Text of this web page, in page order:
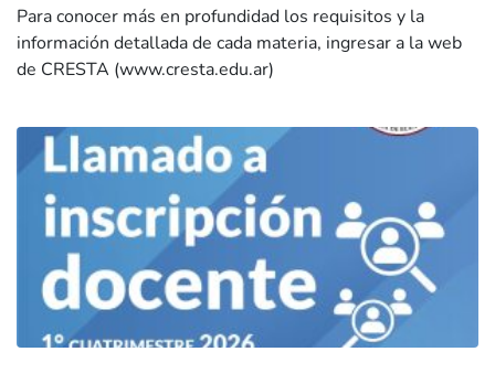
Para conocer más en profundidad los requisitos y la
información detallada de cada materia, ingresar a la web
de CRESTA (www.cresta.edu.ar)